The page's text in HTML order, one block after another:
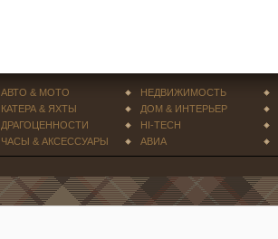
АВТО & МОТО
КАТЕРА & ЯХТЫ
ДРАГОЦЕННОСТИ
ЧАСЫ & АКСЕССУАРЫ
НЕДВИЖИМОСТЬ
ДОМ & ИНТЕРЬЕР
HI-TECH
АВИА